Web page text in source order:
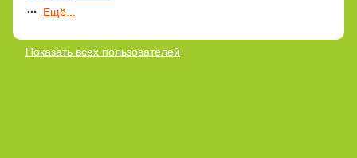
Ещё...
Показать всех пользователей